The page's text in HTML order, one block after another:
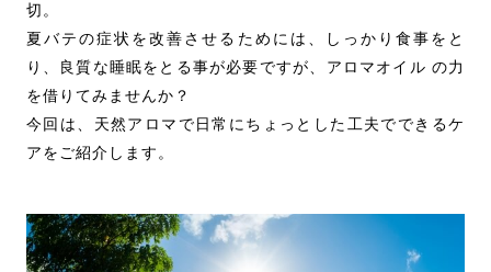
切。
夏バテの症状を改善させるためには、しっかり食事をと
り、良質な睡眠をとる事が必要ですが、アロマオイル の力
を借りてみませんか？
今回は、天然アロマで日常にちょっとした工夫でできるケ
アをご紹介します。